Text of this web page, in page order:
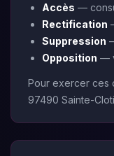
Accès —
Rectification
Suppression
Opposition —
Pour exercer ces
97490 Sainte-